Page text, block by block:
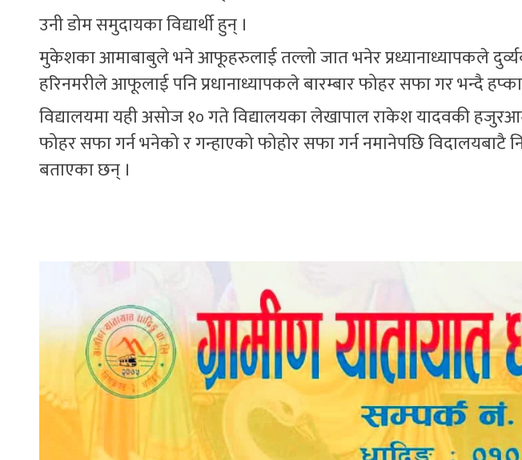
उनी डोम समुदायका विद्यार्थी हुन् ।
मुकेशका आमाबाबुले भने आफूहरुलाई तल्लो जात भनेर प्रध्यानाध्यापकले
हरिनमरीले आफूलाई पनि प्रधानाध्यापकले बारम्बार फोहर सफा गर भन्दै
विद्यालयमा यही असोज १० गते विद्यालयका लेखापाल राकेश यादवकी
फोहर सफा गर्न भनेको र गन्हाएको फोहोर सफा गर्न नमानेपछि विदालयबाटै
बताएका छन् ।